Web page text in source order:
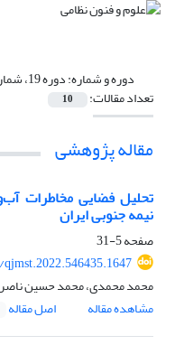
دوره و شماره:دوره 19، شماره 63، بهار 1402، صفحه 5-270
تعداد مقالات: 10
مقاله پژوهشی
تحلیل فضایی مخاطرات
نیمه جنوبی ایران
صفحه5-31
محمد محمدی، محمد حسین ناصر
مشاهده مقاله
اصل مقاله